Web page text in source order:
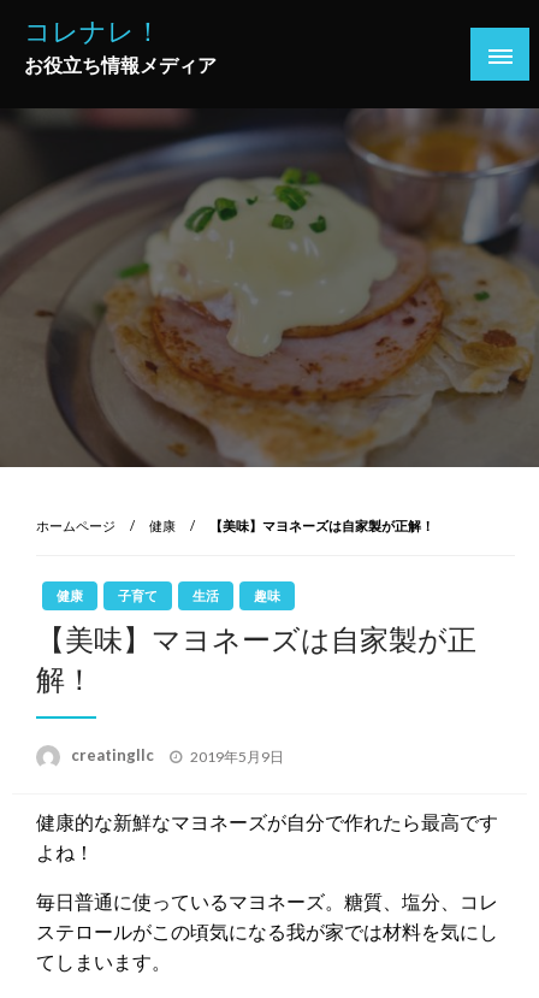
キ
ッ
プ
コレナレ！
お役立ち情報メディア
ホームページ 健康 【美味】マヨネーズは自家製が正解！
健康 子育て 生活 趣味
【美味】マヨネーズは自家製が正
解！
creatingllc
投
2019年5月9日
健康的な新鮮なマヨネーズが自分で作れたら最高です
よね！
毎日普通に使っているマヨネーズ。糖質、塩分、コレ
ステロールがこの頃気になる我が家では材料を気にし
てしまいます。